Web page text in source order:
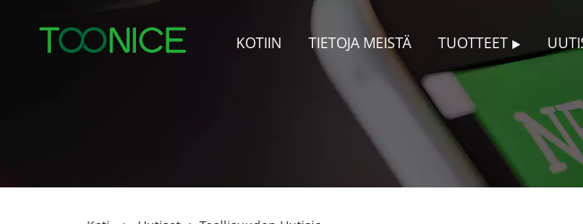
KOTIIN TIETOJA MEISTÄ TUOTTEET